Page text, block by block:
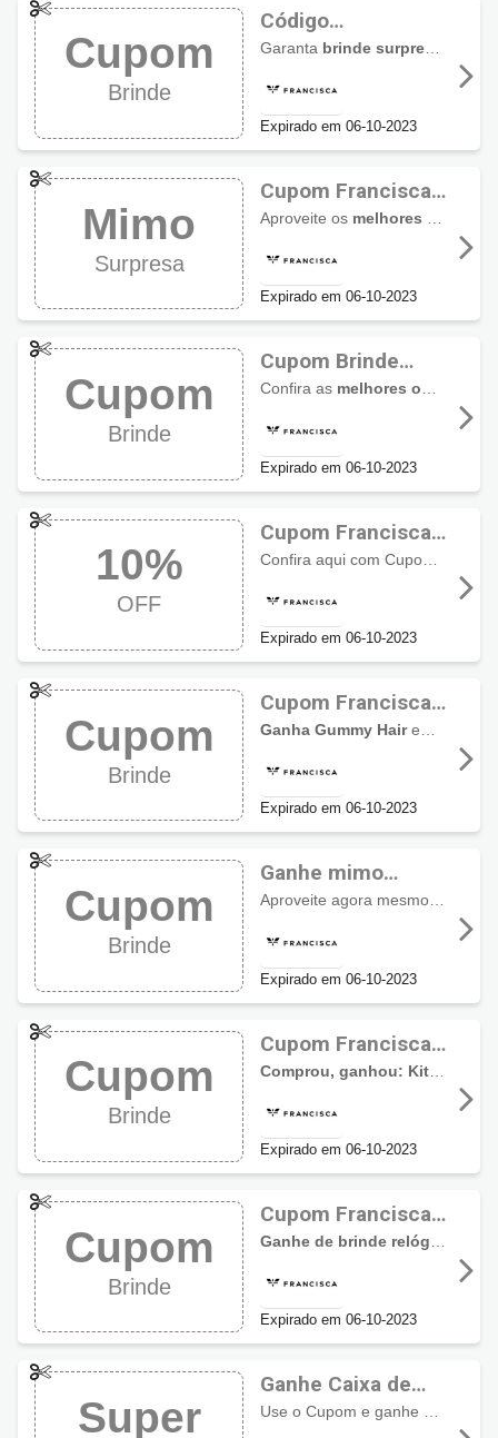
Cupom
Brinde
Código
Promocional
Ganhe Brinde
Garanta brinde surpresa
Expirado em 06-10-2023
Mimo
Surpresa
Cupom Francisca
Joias: Mimo
Aproveite os melhores descontos Francisca Joias
Expirado em 06-10-2023
Cupom
Brinde
Cupom Brinde
Francisca Joias
Confira as melhores oportunidades
Expirado em 06-10-2023
10%
OFF
Cupom Francisca
Joias: Lançamento
Expirado em 06-10-2023
Cupom
Brinde
Cupom Francisca
Joias: Vale Brinde
Ganha Gummy Hairem compras acima de R$199. Aproveite!
Expirado em 06-10-2023
Cupom
Brinde
Ganhe mimo
surpresa com
Joias
Aproveite agora mesmo e
Expirado em 06-10-2023
Cupom
Brinde
Cupom Francisca
Joias: Ganhe
Expirado em 06-10-2023
Cupom
Brinde
Cupom Francisca
Joias: Brinde
Expirado em 06-10-2023
Super
Ganhe Caixa de
Som usando
Use o Cupom e ganhe como